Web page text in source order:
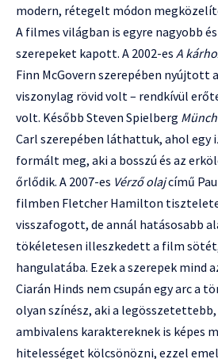
modern, rétegelt módon
A filmes világban is egyre nagyobb
szerepeket kapott. A 2002-es A
Finn McGovern szerepében nyújtott
viszonylag rövid volt – rendkívül
volt. Később Steven Spielberg
Carl szerepében láthattuk, ahol egy
formált meg, aki a bosszú és az
őrlődik. A 2007-es Vérző olajcímű
filmben Fletcher Hamilton
visszafogott, de annál hatásosabb
tökéletesen illeszkedett a film
hangulatába. Ezek a szerepek
Ciarán Hinds nem csupán egy arc a
olyan színész, aki a
ambivalens karaktereknek is képes
hitelességet kölcsönözni, ezzel